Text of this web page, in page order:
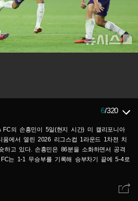
6/320
FC의 손흥민이 5일(현지 시간) 미 캘리포니아
움에서 열린 2026 리그스컵 1라운드 1차전 치
하고 있다. 손흥민은 86분을 소화하면서 공격
는 1-1 무승부를 기록해 승부차기 끝에 5-4로